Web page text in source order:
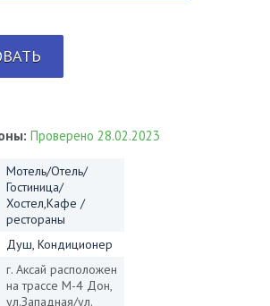
Проверено 28.02.2023
Мотель/Отель/
Гостиница/
Хостел,Кафе /
рестораны
Душ, Кондиционер
г. Аксай расположен
на трассе М-4 Дон,
ул.Западная/ул.